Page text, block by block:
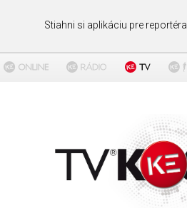
Stiahni si aplikáciu pre reportéra